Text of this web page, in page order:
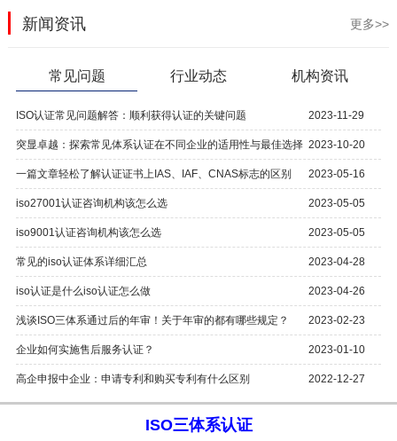
新闻资讯 更多>>
常见问题 行业动态 机构资讯
ISO认证常见问题解答：顺利获得认证的关键问题 2023-11-29
突显卓越：探索常见体系认证在不同企业的适用性与最佳选择 2023-10-20
一篇文章轻松了解认证证书上IAS、IAF、CNAS标志的区别 2023-05-16
iso27001认证咨询机构该怎么选 2023-05-05
iso9001认证咨询机构该怎么选 2023-05-05
常见的iso认证体系详细汇总 2023-04-28
iso认证是什么iso认证怎么做 2023-04-26
浅谈ISO三体系通过后的年审！关于年审的都有哪些规定？ 2023-02-23
企业如何实施售后服务认证？ 2023-01-10
高企申报中企业：申请专利和购买专利有什么区别 2022-12-27
ISO三体系认证